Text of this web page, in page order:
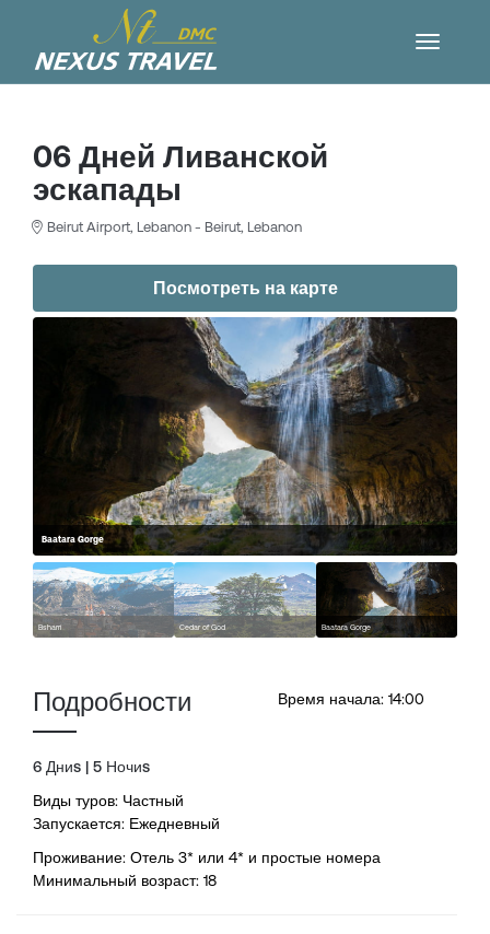
06 Дней Ливанской
эскапады
Beirut Airport, Lebanon - Beirut, Lebanon
Посмотреть на карте
Baatara Gorge
Baatara Gorge
Cedar of God
Bsharri
Время начала: 14:00
Подробности
6 Дниs | 5 Ночиs
Виды туров: Частный
Запускается: Ежедневный
Проживание: Отель 3* или 4* и простые номера
Минимальный возраст: 18